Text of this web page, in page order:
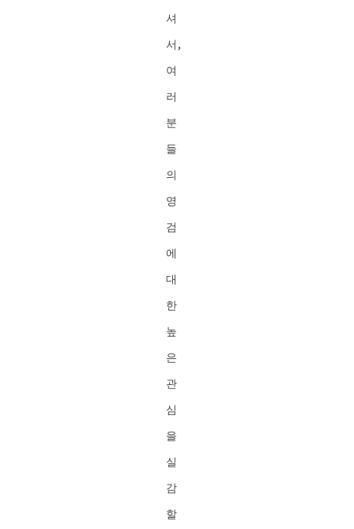
셔
서,
여
러
분
들
의
영
검
에
대
한
높
은
관
심
을
실
감
할